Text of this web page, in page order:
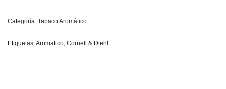
Categoría: Tabaco Aromático
Etiquetas:Aromatico, Cornell & Diehl